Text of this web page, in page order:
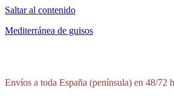
Saltar al contenido
Mediterránea de guisos
Envíos a toda España (península) en 48/72